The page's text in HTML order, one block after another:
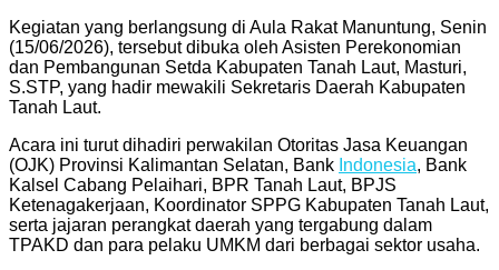
Kegiatan yang berlangsung di Aula Rakat Manuntung, Senin
(15/06/2026), tersebut dibuka oleh Asisten Perekonomian
dan Pembangunan Setda Kabupaten Tanah Laut, Masturi,
S.STP, yang hadir mewakili Sekretaris Daerah Kabupaten
Tanah Laut.
Acara ini turut dihadiri perwakilan Otoritas Jasa Keuangan
(OJK) Provinsi Kalimantan Selatan, Bank Indonesia, Bank
Kalsel Cabang Pelaihari, BPR Tanah Laut, BPJS
Ketenagakerjaan, Koordinator SPPG Kabupaten Tanah Laut,
serta jajaran perangkat daerah yang tergabung dalam
TPAKD dan para pelaku UMKM dari berbagai sektor usaha.